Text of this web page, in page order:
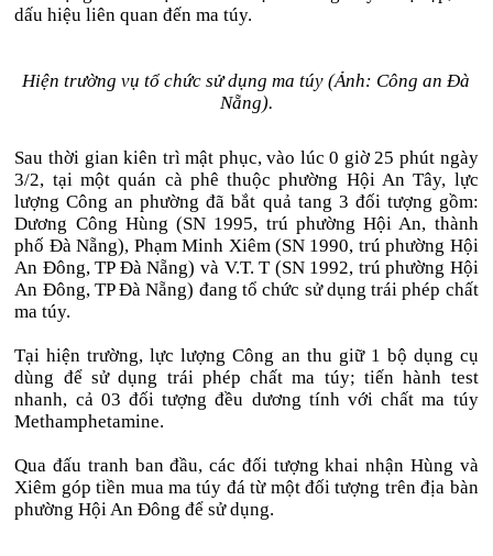
dấu hiệu liên quan đến ma túy.
Hiện trường vụ tổ chức sử dụng ma túy (Ảnh: Công an Đà
Nẵng).
Sau thời gian kiên trì mật phục, vào lúc 0 giờ 25 phút ngày
3/2, tại một quán cà phê thuộc phường Hội An Tây, lực
lượng Công an phường đã bắt quả tang 3 đối tượng gồm:
Dương Công Hùng (SN 1995, trú phường Hội An, thành
phố Đà Nẵng), Phạm Minh Xiêm (SN 1990, trú phường Hội
An Đông, TP Đà Nẵng) và V.T. T (SN 1992, trú phường Hội
An Đông, TP Đà Nẵng) đang tổ chức sử dụng trái phép chất
ma túy.
Tại hiện trường, lực lượng Công an thu giữ 1 bộ dụng cụ
dùng để sử dụng trái phép chất ma túy; tiến hành test
nhanh, cả 03 đối tượng đều dương tính với chất ma túy
Methamphetamine.
Qua đấu tranh ban đầu, các đối tượng khai nhận Hùng và
Xiêm góp tiền mua ma túy đá từ một đối tượng trên địa bàn
phường Hội An Đông để sử dụng.